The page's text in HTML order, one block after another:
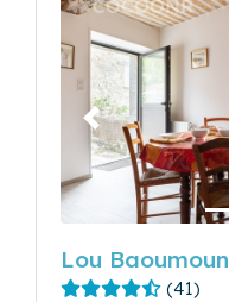
Précédent
Lou Baoumoun
(41)